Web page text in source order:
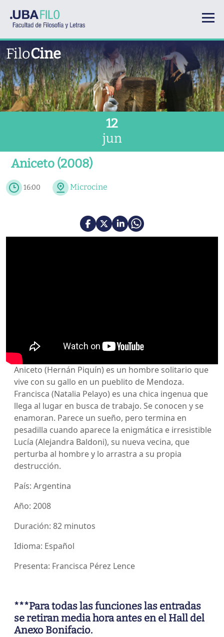
FiloCine
12
jun
Aniceto (2008)
16:00 Microcine
Aniceto (Hernán Piquín) es un hombre solitario que
vive con su gallo en un pueblito de Mendoza.
Francisca (Natalia Pelayo) es una chica ingenua que
llega al lugar en busca de trabajo. Se conocen y se
enamoran. Parece un sueño, pero termina en
pesadilla cuando aparece la enigmática e irresistible
Lucía (Alejandra Baldoni), su nueva vecina, que
perturba al hombre y lo arrastra a su propia
destrucción.
País: Argentina
Año: 2008
Duración: 82 minutos
Idioma: Español
Presenta: Francisca Pérez Lence
***Para todas las funciones las entradas
se retiran media hora antes en el Hall del
Anexo Bonifacio.